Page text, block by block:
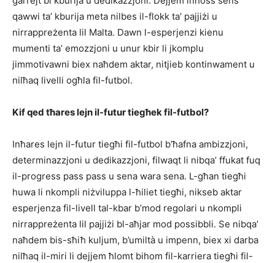
qawwi ta’ kburija meta nilbes il-flokk ta’ pajjiżi u
nirrappreżenta lil Malta. Dawn l-esperjenzi kienu
mumenti ta’ emozzjoni u unur kbir li jkomplu
jimmotivawni biex naħdem aktar, nitjieb kontinwament u
nilħaq livelli ogħla fil-futbol.
Kif qed tħares lejn il-futur tiegħek fil-futbol?
Inħares lejn il-futur tiegħi fil-futbol b’ħafna ambizzjoni,
determinazzjoni u dedikazzjoni, filwaqt li nibqa’ ffukat fuq
il-progress pass pass u sena wara sena. L-għan tiegħi
huwa li nkompli niżviluppa l-ħiliet tiegħi, nikseb aktar
esperjenza fil-livell tal-kbar b’mod regolari u nkompli
nirrappreżenta lil pajjiżi bl-aħjar mod possibbli. Se nibqa’
naħdem bis-sħiħ kuljum, b’umiltà u impenn, biex xi darba
nilħaq il-miri li dejjem ħlomt bihom fil-karriera tiegħi fil-